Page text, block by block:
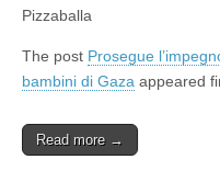
Pizzaballa
The post Prosegue
bambini di Gaza appeared
Read more →